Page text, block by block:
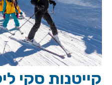
קייטנות סקי